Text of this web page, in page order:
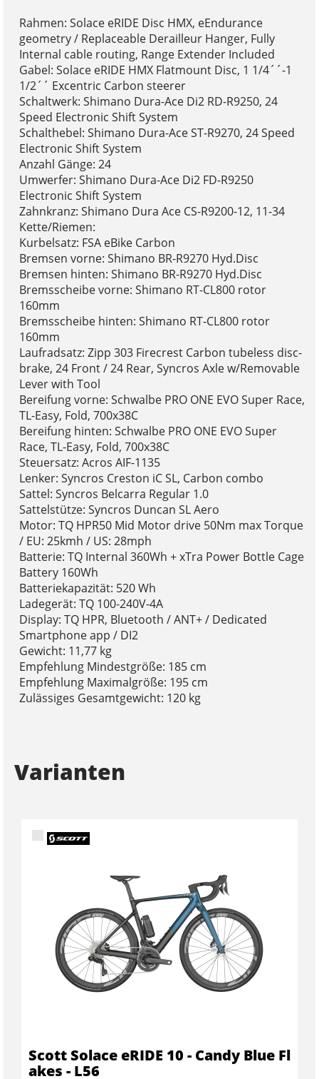
Rahmen: Solace eRIDE Disc HMX, eEndurance
geometry / Replaceable Derailleur Hanger, Fully
Internal cable routing, Range Extender Included
Gabel: Solace eRIDE HMX Flatmount Disc, 1 1/4´´-1
1/2´´ Excentric Carbon steerer
Schaltwerk: Shimano Dura-Ace Di2 RD-R9250, 24
Speed Electronic Shift System
Schalthebel: Shimano Dura-Ace ST-R9270, 24 Speed
Electronic Shift System
Anzahl Gänge: 24
Umwerfer: Shimano Dura-Ace Di2 FD-R9250
Electronic Shift System
Zahnkranz: Shimano Dura Ace CS-R9200-12, 11-34
Kette/Riemen:
Kurbelsatz: FSA eBike Carbon
Bremsen vorne: Shimano BR-R9270 Hyd.Disc
Bremsen hinten: Shimano BR-R9270 Hyd.Disc
Bremsscheibe vorne: Shimano RT-CL800 rotor
160mm
Bremsscheibe hinten: Shimano RT-CL800 rotor
160mm
Laufradsatz: Zipp 303 Firecrest Carbon tubeless disc-
brake, 24 Front / 24 Rear, Syncros Axle w/Removable
Lever with Tool
Bereifung vorne: Schwalbe PRO ONE EVO Super Race,
TL-Easy, Fold, 700x38C
Bereifung hinten: Schwalbe PRO ONE EVO Super
Race, TL-Easy, Fold, 700x38C
Steuersatz: Acros AIF-1135
Lenker: Syncros Creston iC SL, Carbon combo
Sattel: Syncros Belcarra Regular 1.0
Sattelstütze: Syncros Duncan SL Aero
Motor: TQ HPR50 Mid Motor drive 50Nm max Torque
/ EU: 25kmh / US: 28mph
Batterie: TQ Internal 360Wh + xTra Power Bottle Cage
Battery 160Wh
Batteriekapazität: 520 Wh
Ladegerät: TQ 100-240V-4A
Display: TQ HPR, Bluetooth / ANT+ / Dedicated
Smartphone app / DI2
Gewicht: 11,77 kg
Empfehlung Mindestgröße: 185 cm
Empfehlung Maximalgröße: 195 cm
Zulässiges Gesamtgewicht: 120 kg
Varianten
Scott Solace eRIDE 10 - Candy Blue Fl
akes - L56